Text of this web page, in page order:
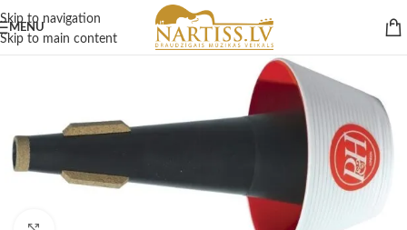
Skip to navigation
Skip to main content
MENU